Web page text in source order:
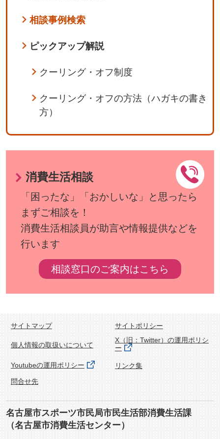
相談事例検索
ピックアップ解説
クーリング・オフ制度
クーリング・オフの方法（ハガキの書き
方）
消費生活相談
「困ったな」「おかしいな」と思ったら
まずご相談を！
消費生活相談員が助言や情報提供などを
行います
相談窓口のご案内はこちら
サイトマップ サイトポリシー
個人情報の取扱いについて
X（旧：Twitter）の運用ポリシ
ー
Youtubeの運用ポリシー
リンク集
問合せ先
名古屋市スポーツ市民局市民生活部消費生活課
（名古屋市消費生活センター）